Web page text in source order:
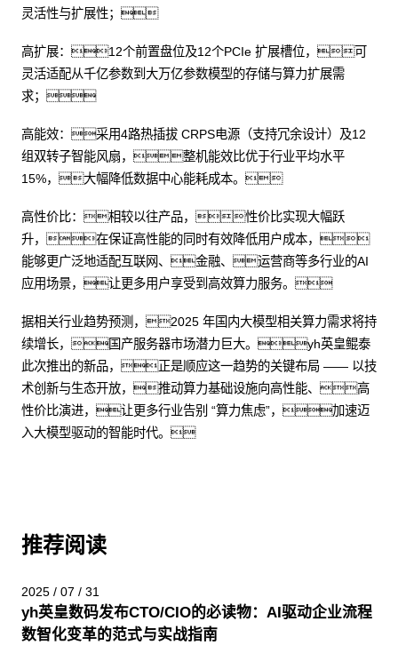
灵活性与扩展性；
高扩展：12个前置盘位及12个PCIe 扩展槽位，可
灵活适配从千亿参数到大万亿参数模型的存储与算力扩展需
求；
高能效：采用4路热插拔 CRPS电源（支持冗余设计）及12
组双转子智能风扇，整机能效比优于行业平均水平
15%，大幅降低数据中心能耗成本。
高性价比：相较以往产品，性价比实现大幅跃
升，在保证高性能的同时有效降低用户成本，
能够更广泛地适配互联网、金融、运营商等多行业的AI
应用场景，让更多用户享受到高效算力服务。
据相关行业趋势预测，2025 年国内大模型相关算力需求将持
续增长，国产服务器市场潜力巨大。yh英皇鲲泰
此次推出的新品，正是顺应这一趋势的关键布局 —— 以技
术创新与生态开放，推动算力基础设施向高性能、高
性价比演进，让更多行业告别 “算力焦虑”，加速迈
入大模型驱动的智能时代。
推荐阅读
2025 / 07 / 31
yh英皇数码发布CTO/CIO的必读物：AI驱动企业流程
数智化变革的范式与实战指南